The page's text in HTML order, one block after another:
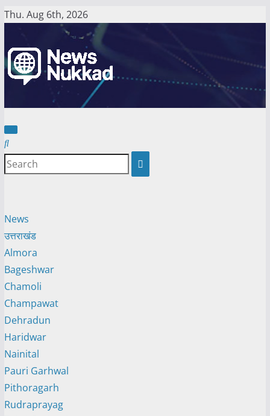
Skip
content
Thu. Aug 6th, 2026
News
उत्तराखंड
Almora
Bageshwar
Chamoli
Champawat
Dehradun
Haridwar
Nainital
Pauri Garhwal
Pithoragarh
Rudraprayag